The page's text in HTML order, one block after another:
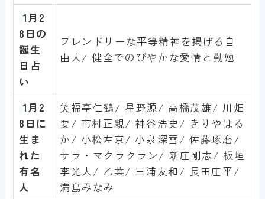
1月 2
8 日の
誕生
日占
い
フレンドリーな平等精神を掲げる自
由人/ 健全でのびやかな愛情と勤勉
1月 2
8 日に
生ま
れた
有名
人
笑福亭仁鶴/ 星野源/ 高橋茂雄/ 川畑
要/ 市村正親/ 神谷浩史/ きりやはる
か/ 小松左京/ 小泉深雪/ 佐藤琢磨/
サラ・マクラクラン/ 新庄剛志/ 板垣
李光人/ 乙葉/ 三浦友和/ 長田庄平/
満島みなみ